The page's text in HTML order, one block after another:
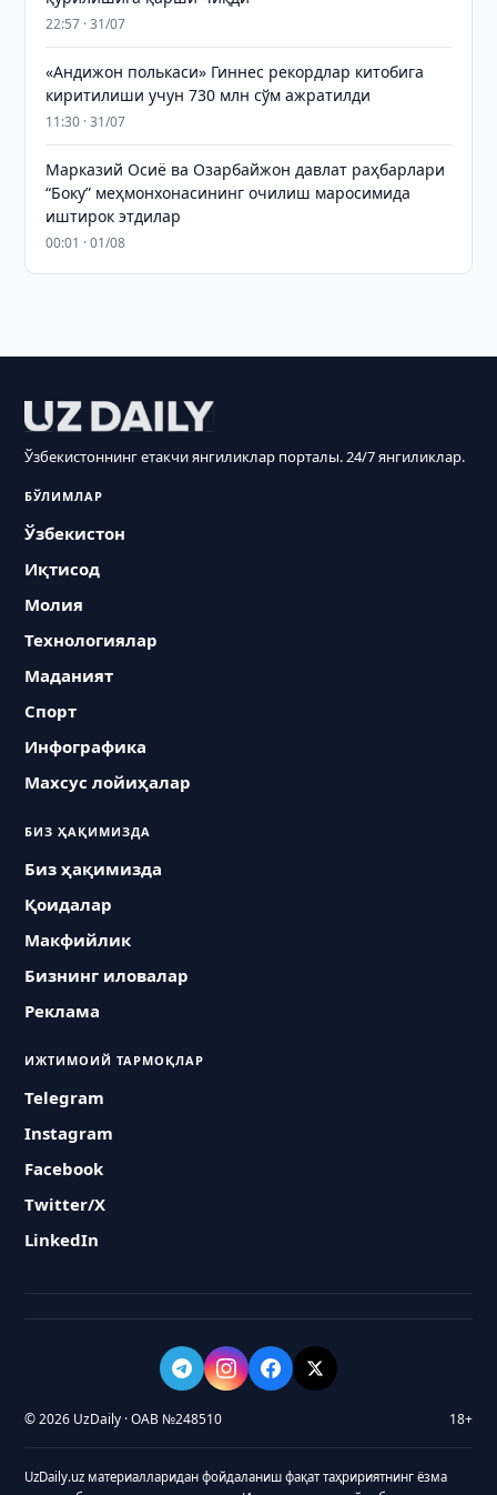
22:57 · 31/07
«Андижон полькаси» Гиннес рекордлар китобига
киритилиши учун 730 млн сўм ажратилди
11:30 · 31/07
Марказий Осиё ва Озарбайжон давлат раҳбарлари
“Боку” меҳмонхонасининг очилиш маросимида
иштирок этдилар
00:01 · 01/08
Ўзбекистоннинг етакчи янгиликлар порталы. 24/7 янгиликлар.
БЎЛИМЛАР
Ўзбекистон
Иқтисод
Молия
Технологиялар
Маданият
Спорт
Инфографика
Махсус лойиҳалар
БИЗ ҲАҚИМИЗДА
Биз ҳақимизда
Қоидалар
Макфийлик
Бизнинг иловалар
Реклама
ИЖТИМОИЙ ТАРМОҚЛАР
Telegram
Instagram
Facebook
Twitter/X
LinkedIn
© 2026 UzDaily · ОАВ №248510 18+
UzDaily.uz материалларидан фойдаланиш фақат таҳририятнинг ёзма